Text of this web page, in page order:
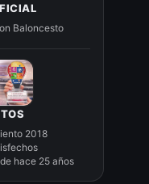
Baloncesto
2018
hace 25 años